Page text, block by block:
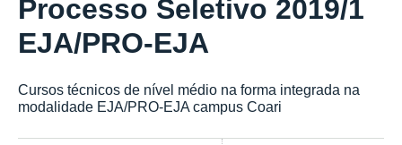
Processo Seletivo 2019/1
EJA/PRO-EJA
Cursos técnicos de nível médio na forma integrada na
modalidade EJA/PRO-EJA campus Coari